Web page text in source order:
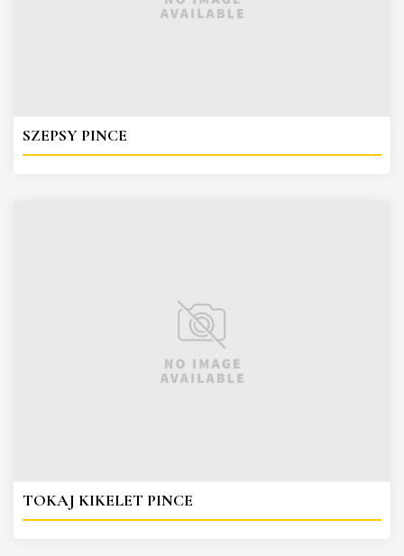
SZEPSY PINCE
TOKAJ KIKELET PINCE